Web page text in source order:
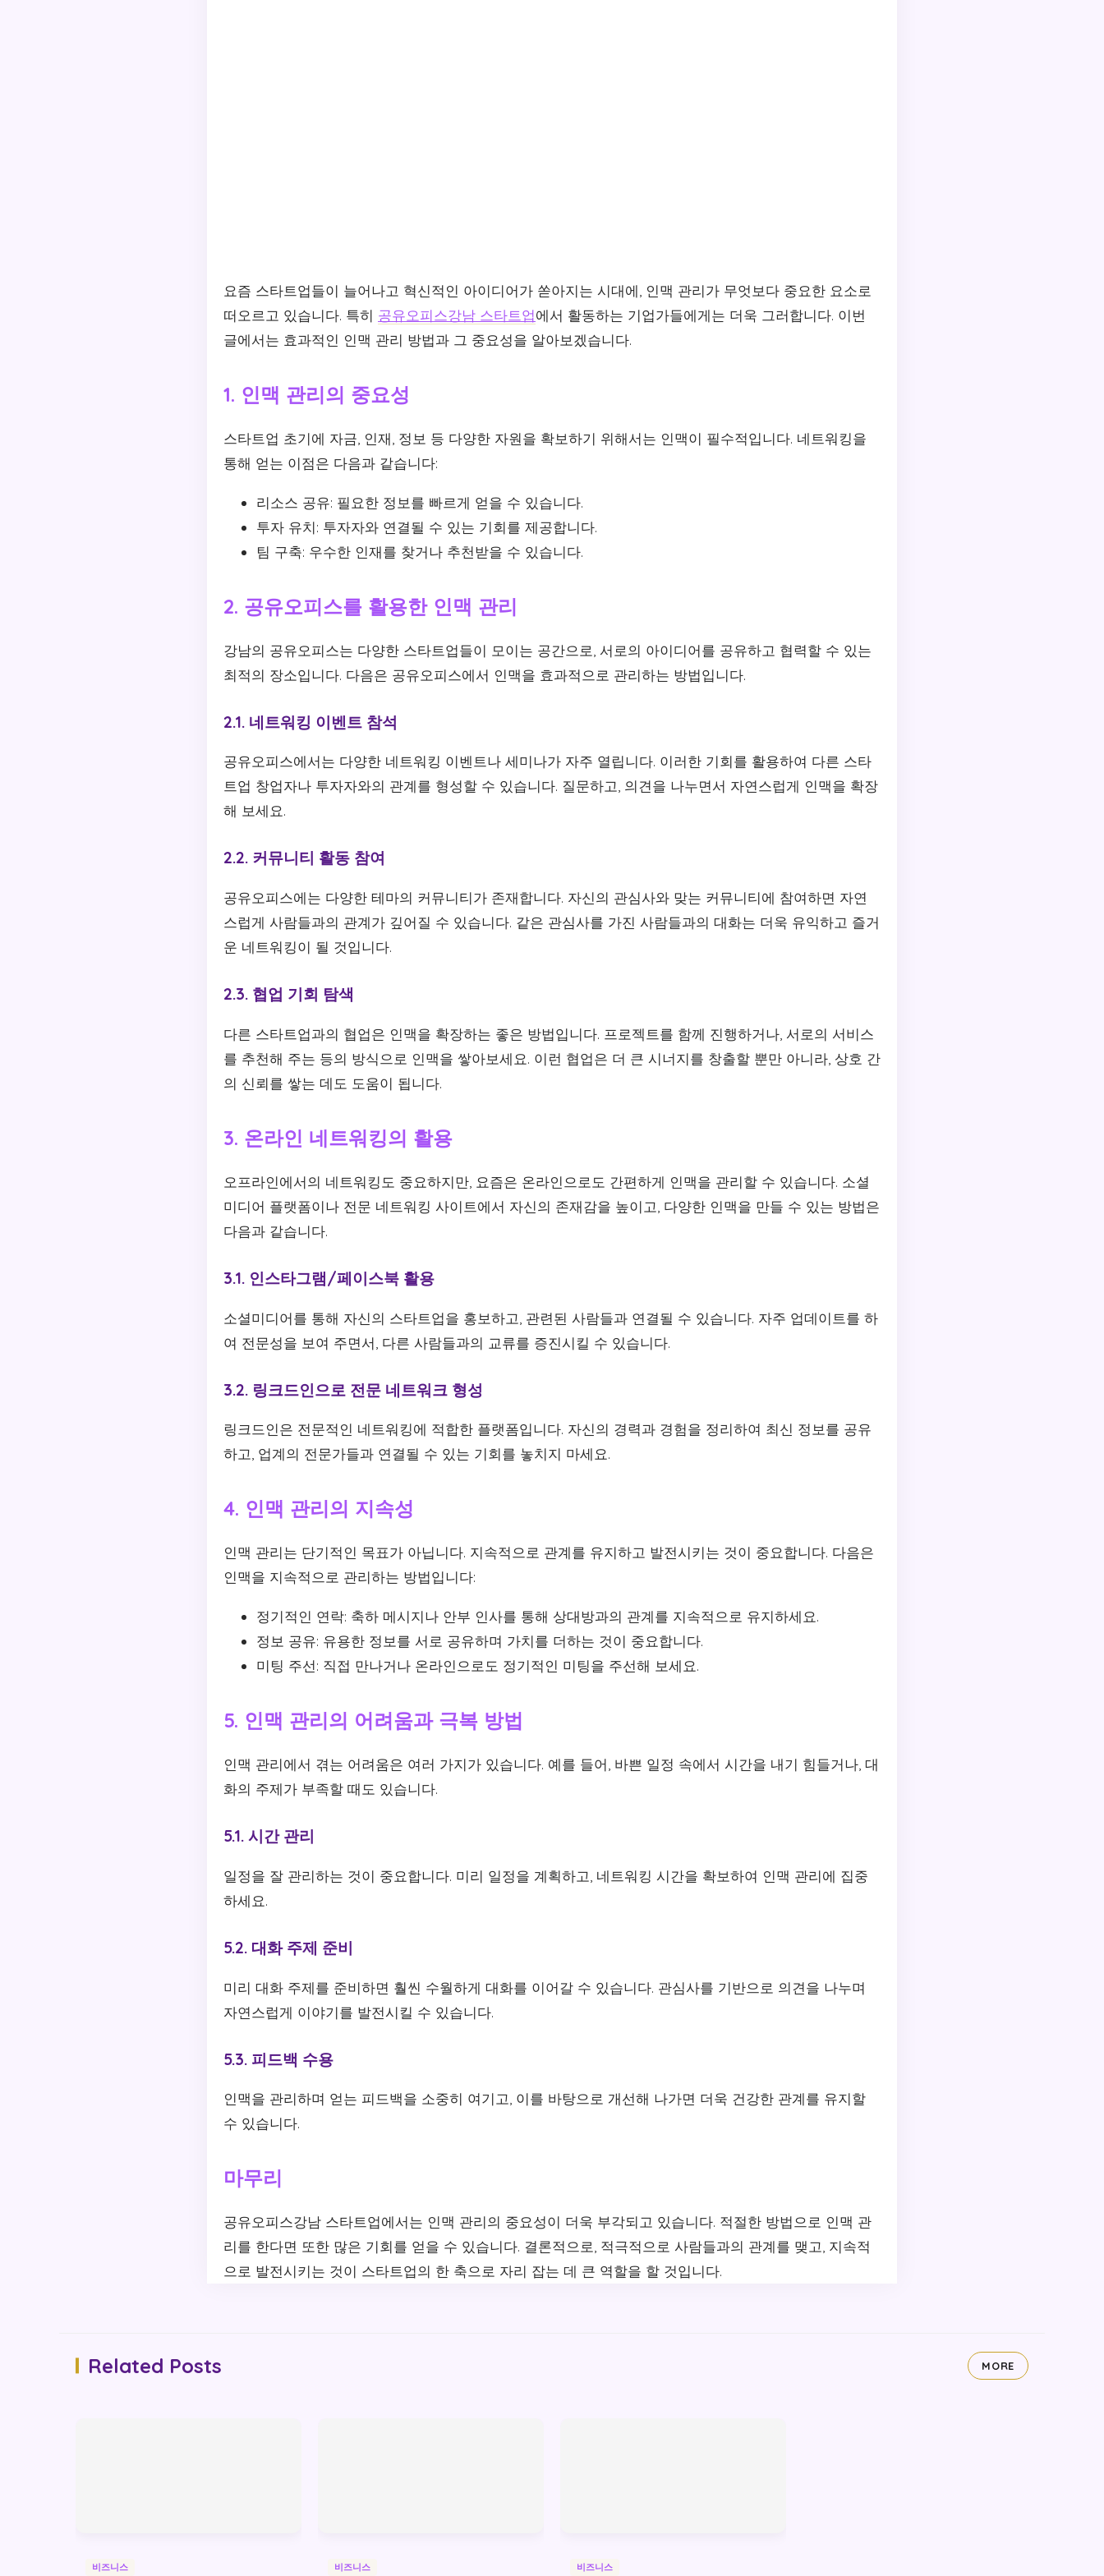
요즘 스타트업들이 늘어나고 혁신적인 아이디어가 쏟아지는 시대에, 인맥 관리가 무엇보다 중요한 요소로
떠오르고 있습니다. 특히 공유오피스강남 스타트업에서 활동하는 기업가들에게는 더욱 그러합니다. 이번
글에서는 효과적인 인맥 관리 방법과 그 중요성을 알아보겠습니다.
1. 인맥 관리의 중요성
스타트업 초기에 자금, 인재, 정보 등 다양한 자원을 확보하기 위해서는 인맥이 필수적입니다. 네트워킹을
통해 얻는 이점은 다음과 같습니다:
리소스 공유: 필요한 정보를 빠르게 얻을 수 있습니다.
투자 유치: 투자자와 연결될 수 있는 기회를 제공합니다.
팀 구축: 우수한 인재를 찾거나 추천받을 수 있습니다.
2. 공유오피스를 활용한 인맥 관리
강남의 공유오피스는 다양한 스타트업들이 모이는 공간으로, 서로의 아이디어를 공유하고 협력할 수 있는
최적의 장소입니다. 다음은 공유오피스에서 인맥을 효과적으로 관리하는 방법입니다.
2.1. 네트워킹 이벤트 참석
공유오피스에서는 다양한 네트워킹 이벤트나 세미나가 자주 열립니다. 이러한 기회를 활용하여 다른 스타
트업 창업자나 투자자와의 관계를 형성할 수 있습니다. 질문하고, 의견을 나누면서 자연스럽게 인맥을 확장
해 보세요.
2.2. 커뮤니티 활동 참여
공유오피스에는 다양한 테마의 커뮤니티가 존재합니다. 자신의 관심사와 맞는 커뮤니티에 참여하면 자연
스럽게 사람들과의 관계가 깊어질 수 있습니다. 같은 관심사를 가진 사람들과의 대화는 더욱 유익하고 즐거
운 네트워킹이 될 것입니다.
2.3. 협업 기회 탐색
다른 스타트업과의 협업은 인맥을 확장하는 좋은 방법입니다. 프로젝트를 함께 진행하거나, 서로의 서비스
를 추천해 주는 등의 방식으로 인맥을 쌓아보세요. 이런 협업은 더 큰 시너지를 창출할 뿐만 아니라, 상호 간
의 신뢰를 쌓는 데도 도움이 됩니다.
3. 온라인 네트워킹의 활용
오프라인에서의 네트워킹도 중요하지만, 요즘은 온라인으로도 간편하게 인맥을 관리할 수 있습니다. 소셜
미디어 플랫폼이나 전문 네트워킹 사이트에서 자신의 존재감을 높이고, 다양한 인맥을 만들 수 있는 방법은
다음과 같습니다.
3.1. 인스타그램/페이스북 활용
소셜미디어를 통해 자신의 스타트업을 홍보하고, 관련된 사람들과 연결될 수 있습니다. 자주 업데이트를 하
여 전문성을 보여 주면서, 다른 사람들과의 교류를 증진시킬 수 있습니다.
3.2. 링크드인으로 전문 네트워크 형성
링크드인은 전문적인 네트워킹에 적합한 플랫폼입니다. 자신의 경력과 경험을 정리하여 최신 정보를 공유
하고, 업계의 전문가들과 연결될 수 있는 기회를 놓치지 마세요.
4. 인맥 관리의 지속성
인맥 관리는 단기적인 목표가 아닙니다. 지속적으로 관계를 유지하고 발전시키는 것이 중요합니다. 다음은
인맥을 지속적으로 관리하는 방법입니다:
정기적인 연락: 축하 메시지나 안부 인사를 통해 상대방과의 관계를 지속적으로 유지하세요.
정보 공유: 유용한 정보를 서로 공유하며 가치를 더하는 것이 중요합니다.
미팅 주선: 직접 만나거나 온라인으로도 정기적인 미팅을 주선해 보세요.
5. 인맥 관리의 어려움과 극복 방법
인맥 관리에서 겪는 어려움은 여러 가지가 있습니다. 예를 들어, 바쁜 일정 속에서 시간을 내기 힘들거나, 대
화의 주제가 부족할 때도 있습니다.
5.1. 시간 관리
일정을 잘 관리하는 것이 중요합니다. 미리 일정을 계획하고, 네트워킹 시간을 확보하여 인맥 관리에 집중
하세요.
5.2. 대화 주제 준비
미리 대화 주제를 준비하면 훨씬 수월하게 대화를 이어갈 수 있습니다. 관심사를 기반으로 의견을 나누며
자연스럽게 이야기를 발전시킬 수 있습니다.
5.3. 피드백 수용
인맥을 관리하며 얻는 피드백을 소중히 여기고, 이를 바탕으로 개선해 나가면 더욱 건강한 관계를 유지할
수 있습니다.
마무리
공유오피스강남 스타트업에서는 인맥 관리의 중요성이 더욱 부각되고 있습니다. 적절한 방법으로 인맥 관
리를 한다면 또한 많은 기회를 얻을 수 있습니다. 결론적으로, 적극적으로 사람들과의 관계를 맺고, 지속적
으로 발전시키는 것이 스타트업의 한 축으로 자리 잡는 데 큰 역할을 할 것입니다.
Related Posts MORE
비즈니스 비즈니스 비즈니스